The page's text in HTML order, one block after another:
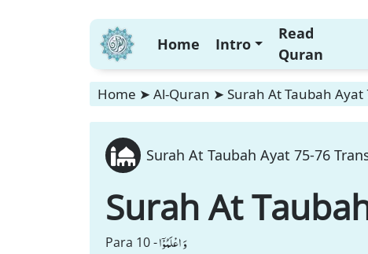
Home Intro
Read
Quran
Home ➤ Al-Quran ➤ Surah At Taubah
Surah At Taubah Ayat 75-76
Surah At
Para 10 -وَ اعْلَمُوْۤا